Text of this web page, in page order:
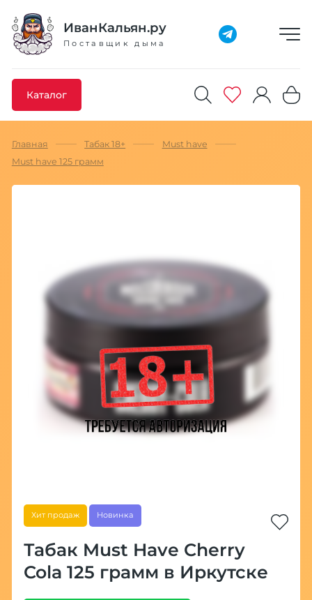
ИванКальян.ру
Поставщик дыма
Каталог
Добавлено максимальное кол-во товара
Главная Табак 18+
Must have
Must have 125 грамм
Хит продаж Новинка
Табак Must Have Cherry
Cola 125 грамм в Иркутске